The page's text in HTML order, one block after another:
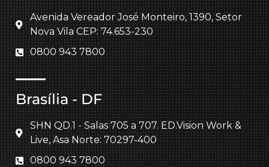
Avenida Vereador José Monteiro, 1390, Setor
Nova Vila CEP: 74.653-230
0800 943 7800
Brasília - DF
SHN QD.1 - Salas 705 a 707. ED.Vision Work &
Live, Asa Norte: 70297-400
0800 943 7800